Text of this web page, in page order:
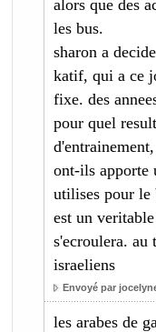
alors que des
les bus.
sharon a
katif, qui a ce
fixe. des
pour quel
ont-ils apporte
utilises pour le
est un
s'ecroulera. au
israeliens
Envoyé par
les arabes de